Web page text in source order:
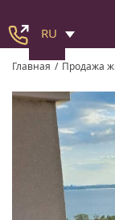
RU
Главная / Продажа